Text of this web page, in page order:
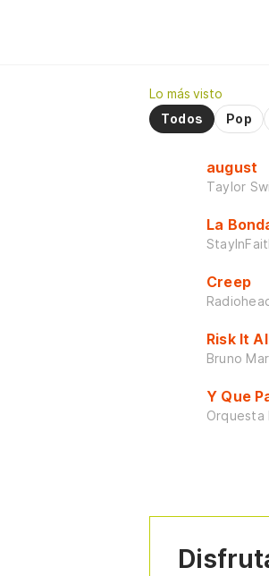
Lo más visto
Todos
Pop
august
Taylor
La
Creep
Risk It
Bruno
Y Que
Orquesta